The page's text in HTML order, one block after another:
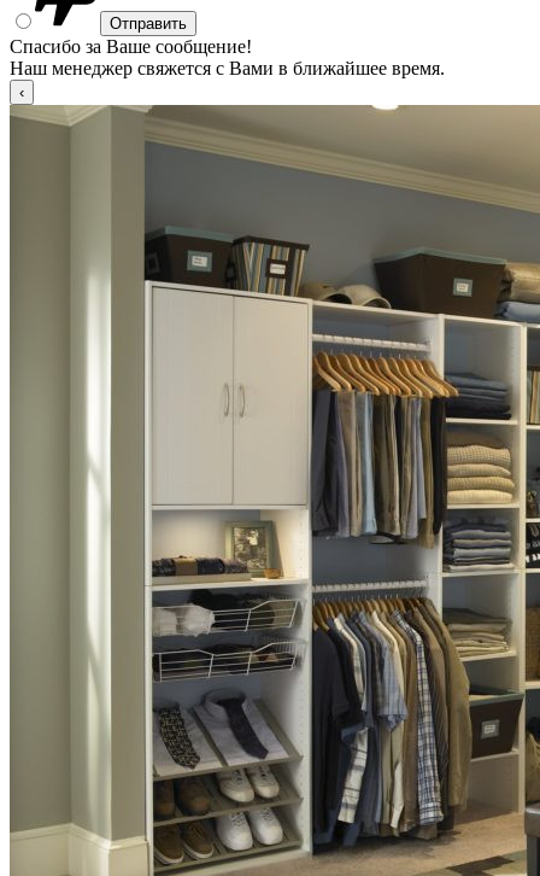
Спасибо за Ваше сообщение!
Наш менеджер свяжется с Вами в ближайшее время.